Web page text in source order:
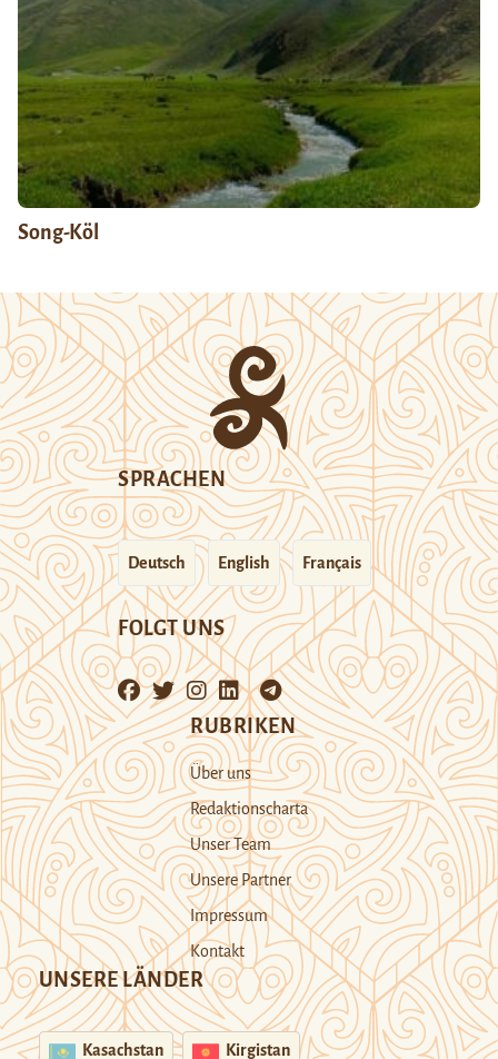
Song-Köl
SPRACHEN
Deutsch English Français
FOLGT UNS
RUBRIKEN
Über uns
Redaktionscharta
Unser Team
Unsere Partner
Impressum
Kontakt
UNSERE LÄNDER
Kasachstan Kirgistan